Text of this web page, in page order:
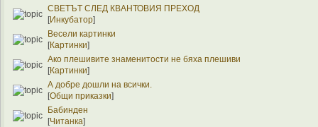
СВЕТЪТ СЛЕД КВАНТОВИЯ ПРЕХОД
[Инкубатор]
Весели картинки
[Картинки]
Ако плешивите знаменитости не бяха плешиви
[Картинки]
А добре дошли на всички.
[Общи приказки]
Бабинден
[Читанка]